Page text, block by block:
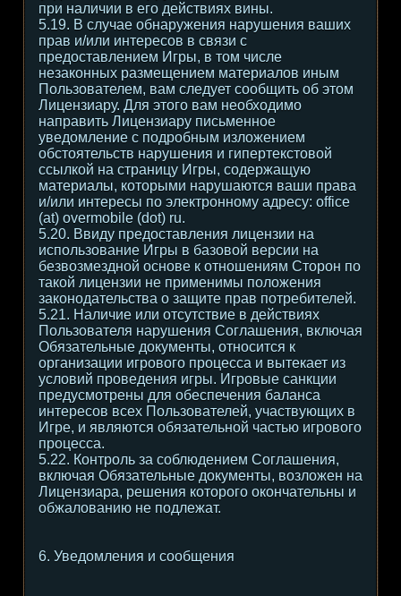
при наличии в его действиях вины.
5.19. В случае обнаружения нарушения ваших
прав и/или интересов в связи с
предоставлением Игры, в том числе
незаконных размещением материалов иным
Пользователем, вам следует сообщить об этом
Лицензиару. Для этого вам необходимо
направить Лицензиару письменное
уведомление с подробным изложением
обстоятельств нарушения и гипертекстовой
ссылкой на страницу Игры, содержащую
материалы, которыми нарушаются ваши права
и/или интересы по электронному адресу: office
(at) overmobile (dot) ru.
5.20. Ввиду предоставления лицензии на
использование Игры в базовой версии на
безвозмездной основе к отношениям Сторон по
такой лицензии не применимы положения
законодательства о защите прав потребителей.
5.21. Наличие или отсутствие в действиях
Пользователя нарушения Соглашения, включая
Обязательные документы, относится к
организации игрового процесса и вытекает из
условий проведения игры. Игровые санкции
предусмотрены для обеспечения баланса
интересов всех Пользователей, участвующих в
Игре, и являются обязательной частью игрового
процесса.
5.22. Контроль за соблюдением Соглашения,
включая Обязательные документы, возложен на
Лицензиара, решения которого окончательны и
обжалованию не подлежат.
6. Уведомления и сообщения